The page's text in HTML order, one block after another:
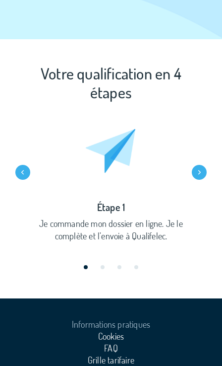
Votre qualification en 4
étapes
Étape 1
Je commande mon dossier en ligne. Je le
complète et l’envoie à Qualifelec.
Informations pratiques
Cookies
FAQ
Grille tarifaire